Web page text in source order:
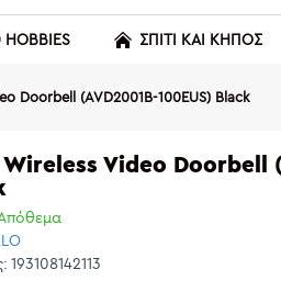
HOBBIES ΣΠΙΤΙ ΚΑΙ ΚΗΠΟΣ
Doorbell (AVD2001B-100EUS) Black
Video Doorbell
193108142113